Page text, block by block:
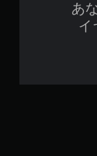
あ
イ